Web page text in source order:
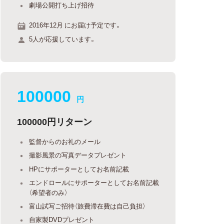
劇場公開打ち上げ招待
2016年12月 にお届け予定です。
5人が応援しています。
100000 円
100000円リターン
監督からのお礼のメール
撮影風景の写真データプレゼント
HPにサポーターとしてお名前記載
エンドロールにサポーターとしてお名前記載
（希望者のみ）
富山試写ご招待（旅費滞在費は自己負担）
自家製DVDプレゼント